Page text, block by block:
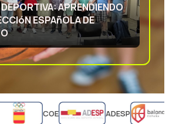
APRENDIENDO
ESPAñOLA DE
COE ADESP